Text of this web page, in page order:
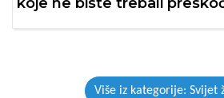
Više iz kategorije: Svijet